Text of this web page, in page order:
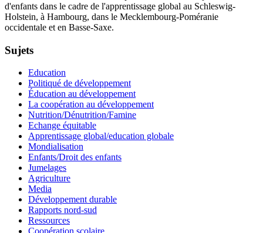
d'enfants dans le cadre de l'apprentissage global au Schleswig-
Holstein, à Hambourg, dans le Mecklembourg-Poméranie
occidentale et en Basse-Saxe.
Sujets
Education
Politiqué de développement
Éducation au développement
La coopération au développement
Nutrition/Dénutrition/Famine
Echange équitable
Apprentissage global/education globale
Mondialisation
Enfants/Droit des enfants
Jumelages
Agriculture
Media
Développement durable
Rapports nord-sud
Ressources